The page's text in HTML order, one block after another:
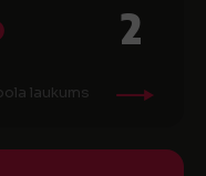
2
laukums